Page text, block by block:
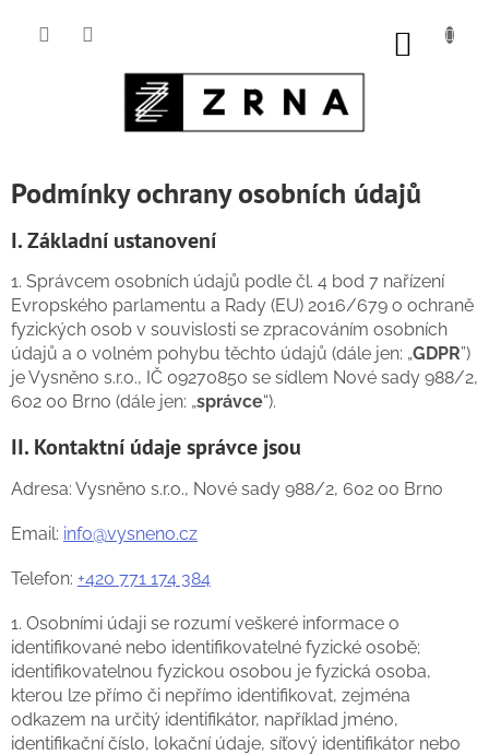
Podmínky ochrany osobních údajů
I. Základní ustanovení
1. Správcem osobních údajů podle čl. 4 bod 7 nařízení
Evropského parlamentu a Rady (EU) 2016/679 o ochraně
fyzických osob v souvislosti se zpracováním osobních
údajů a o volném pohybu těchto údajů (dále jen: „GDPR”)
je Vysněno s.r.o., IČ 09270850 se sídlem Nové sady 988/2,
602 00 Brno (dále jen: „správce“).
II. Kontaktní údaje správce jsou
Adresa: Vysněno s.r.o., Nové sady 988/2, 602 00 Brno
Email: info@vysneno.cz
Telefon: +420 771 174 384
1. Osobními údaji se rozumí veškeré informace o
identifikované nebo identifikovatelné fyzické osobě;
identifikovatelnou fyzickou osobou je fyzická osoba,
kterou lze přímo či nepřímo identifikovat, zejména
odkazem na určitý identifikátor, například jméno,
identifikační číslo, lokační údaje, síťový identifikátor nebo